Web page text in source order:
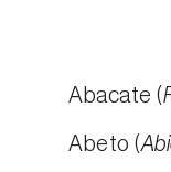
Abacate (
Abeto (